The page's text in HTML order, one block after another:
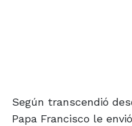
Según transcendió
Papa Francisco le